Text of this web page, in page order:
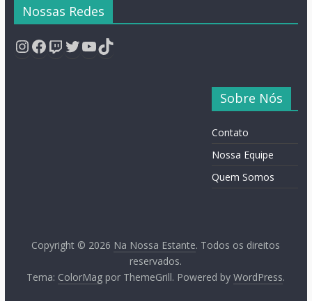
Nossas Redes
Instagram
Facebook
Twitch
Twitter
YouTube
TikTok
Sobre Nós
Contato
Nossa Equipe
Quem Somos
Copyright © 2026 Na Nossa Estante. Todos os direitos
reservados.
Tema: ColorMag por ThemeGrill. Powered byWordPress.